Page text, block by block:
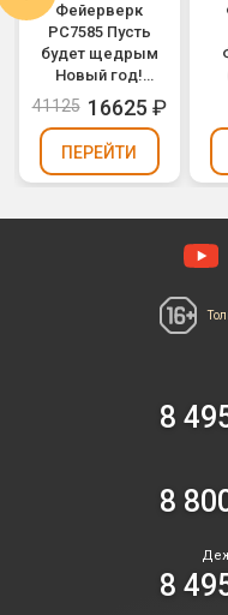
Фейерверк
РС7585 Пусть
будет щедрым
Новый год!
(1,1" х 99)
41125 16625 ₽
ПЕРЕЙТИ
8
8
8